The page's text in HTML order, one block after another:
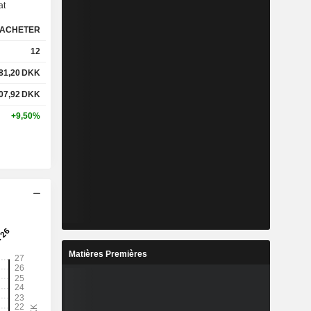
1,13%
29,93%
ACHETER
12
DKK
DKK
+9,50%
Matières Premières